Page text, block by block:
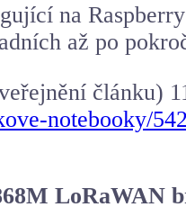
na
až po
článku)
notebooky/
LoRaWAN